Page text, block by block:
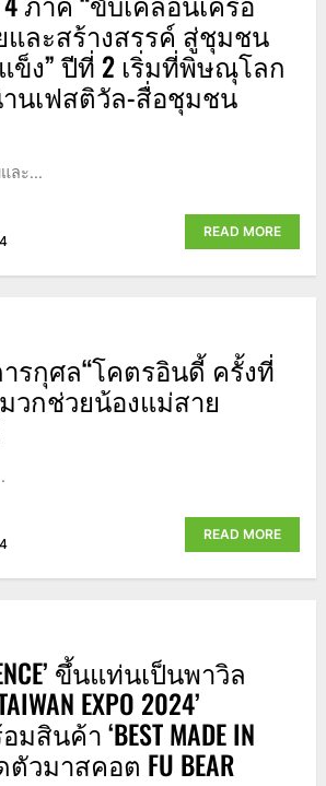
ละสร้างสรรค์ สู่ชุมชน
ข็ง” ปีที่ 2 เริ่มที่พิษณุโลก
นเฟสติวัล-สื่อชุมชน
ละ...
READ MORE
รกุศล“โคตรอินดี้ ครั้งที่
วกช่วยน้องแม่สาย
READ MORE
ขึ้นแท่นเป็นพาวิล
EXPO 2024’
สินค้า ‘BEST MADE IN
ตัวมาสคอต FU BEAR